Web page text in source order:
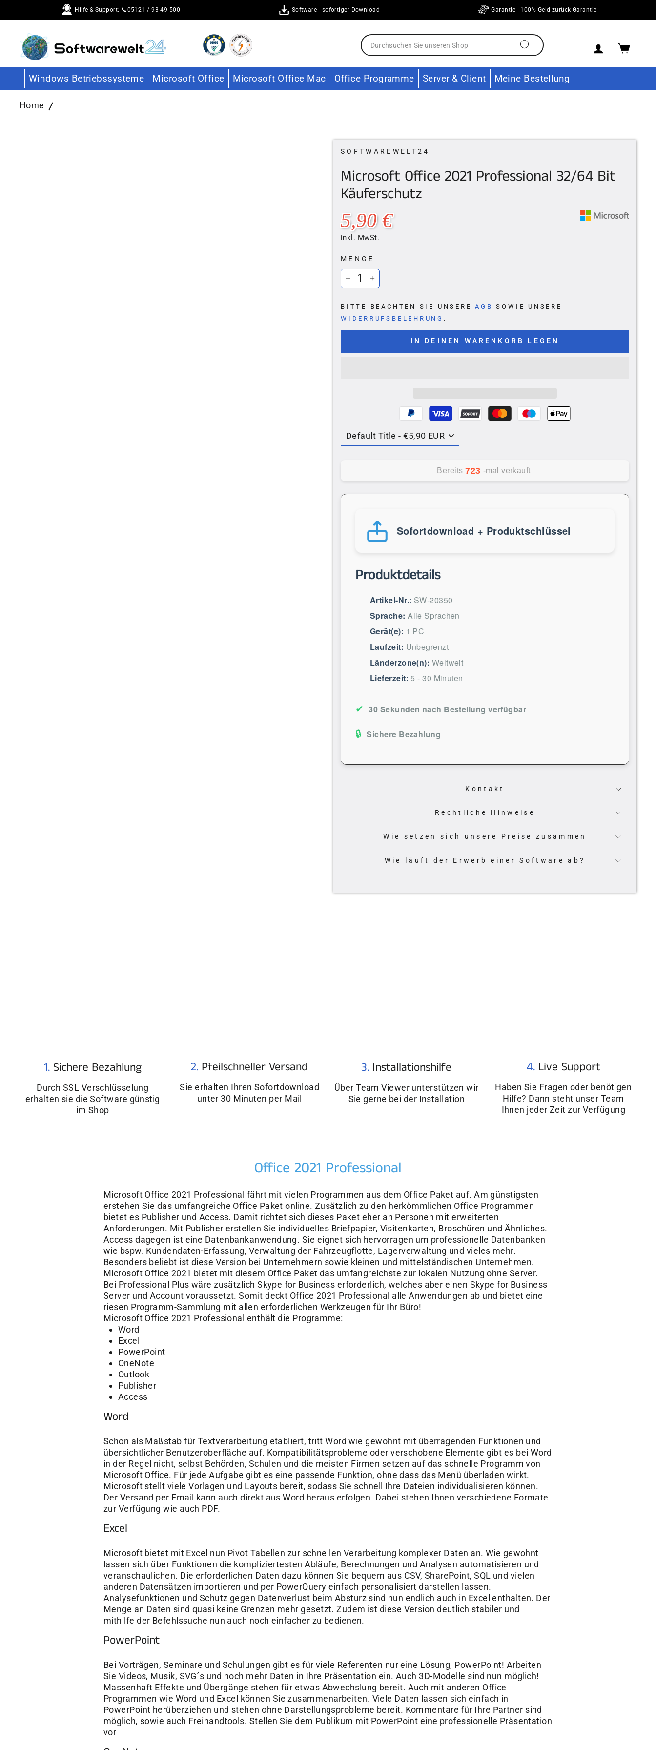
Ã
¢
â
Hilfe & Support: 📞05121 / 93 49 500 Software - sofortiger Download Garantie - 100% Geld-zurück-Garantie
Suchen
Einloggen
Windows Betriebssysteme Microsoft Office Microsoft Office Mac Office Programme Server & Client Meine Bestellung
Home
SOFTWAREWELT24
Microsoft Office 2021 Professional 32/64 Bit
Käuferschutz
5,90 €
inkl. MwSt.
MENGE
BITTE BEACHTEN SIE UNSEREAGB
SOWIE UNSERE
WIDERRUFSBELEHRUNG .
IN DEINEN WARENKORB LEGEN
Bereits 723 -mal verkauft
Sofortdownload + Produktschlüssel
Produktdetails
Artikel-Nr.: SW-20350
Sprache: Alle Sprachen
Gerät(e): 1 PC
Laufzeit: Unbegrenzt
Länderzone(n): Weltweit
Lieferzeit: 5 - 30 Minuten
✔ 30 Sekunden nach Bestellung verfügbar
🔒 Sichere Bezahlung
Kontakt
Rechtliche Hinweise
Wie setzen sich unsere Preise zusammen
Wie läuft der Erwerb einer Software ab?
1. Sichere Bezahlung
Durch SSL Verschlüsselung
erhalten sie die Software günstig
im Shop
2. Pfeilschneller Versand
Sie erhalten Ihren Sofortdownload
unter 30 Minuten per Mail
3. Installationshilfe
Über Team Viewer unterstützen wir
Sie gerne bei der Installation
4. Live Support
Haben Sie Fragen oder benötigen
Hilfe? Dann steht unser Team
Ihnen jeder Zeit zur Verfügung
Office 2021 Professional
Microsoft Office 2021 Professional fährt mit vielen Programmen aus dem Office Paket auf. Am günstigsten
erstehen Sie das umfangreiche Office Paket online. Zusätzlich zu den herkömmlichen Office Programmen
bietet es Publisher und Access. Damit richtet sich dieses Paket eher an Personen mit erweiterten
Anforderungen. Mit Publisher erstellen Sie individuelles Briefpapier, Visitenkarten, Broschüren und Ähnliches.
Access dagegen ist eine Datenbankanwendung. Sie eignet sich hervorragen um professionelle Datenbanken
wie bspw. Kundendaten-Erfassung, Verwaltung der Fahrzeugflotte, Lagerverwaltung und vieles mehr.
Besonders beliebt ist diese Version bei Unternehmern sowie kleinen und mittelständischen Unternehmen.
Microsoft Office 2021 bietet mit diesem Office Paket das umfangreichste zur lokalen Nutzung ohne Server.
Bei Professional Plus wäre zusätzlich Skype for Business erforderlich, welches aber einen Skype for Business
Server und Account voraussetzt. Somit deckt Office 2021 Professional alle Anwendungen ab und bietet eine
riesen Programm-Sammlung mit allen erforderlichen Werkzeugen für Ihr Büro!
Microsoft Office 2021 Professional enthält die Programme:
Word
Excel
PowerPoint
OneNote
Outlook
Publisher
Access
Word
Schon als Maßstab für Textverarbeitung etabliert, tritt Word wie gewohnt mit überragenden Funktionen und
übersichtlicher Benutzeroberfläche auf. Kompatibilitätsprobleme oder verschobene Elemente gibt es bei Word
in der Regel nicht, selbst Behörden, Schulen und die meisten Firmen setzen auf das schnelle Programm von
Microsoft Office. Für jede Aufgabe gibt es eine passende Funktion, ohne dass das Menü überladen wirkt.
Microsoft stellt viele Vorlagen und Layouts bereit, sodass Sie schnell Ihre Dateien individualisieren können.
Der Versand per Email kann auch direkt aus Word heraus erfolgen. Dabei stehen Ihnen verschiedene Formate
zur Verfügung wie auch PDF.
Excel
Microsoft bietet mit Excel nun Pivot Tabellen zur schnellen Verarbeitung komplexer Daten an. Wie gewohnt
lassen sich über Funktionen die kompliziertesten Abläufe, Berechnungen und Analysen automatisieren und
veranschaulichen. Die erforderlichen Daten dazu können Sie bequem aus CSV, SharePoint, SQL und vielen
anderen Datensätzen importieren und per PowerQuery einfach personalisiert darstellen lassen.
Analysefunktionen und Schutz gegen Datenverlust beim Absturz sind nun endlich auch in Excel enthalten. Der
Menge an Daten sind quasi keine Grenzen mehr gesetzt. Zudem ist diese Version deutlich stabiler und
mithilfe der Befehlssuche nun auch noch einfacher zu bedienen.
PowerPoint
Bei Vorträgen, Seminare und Schulungen gibt es für viele Referenten nur eine Lösung, PowerPoint! Arbeiten
Sie Videos, Musik, SVG´s und noch mehr Daten in Ihre Präsentation ein. Auch 3D-Modelle sind nun möglich!
Massenhaft Effekte und Übergänge stehen für etwas Abwechslung bereit. Auch mit anderen Office
Programmen wie Word und Excel können Sie zusammenarbeiten. Viele Daten lassen sich einfach in
PowerPoint herüberziehen und stehen ohne Darstellungsprobleme bereit. Kommentare für Ihre Partner sind
möglich, sowie auch Freihandtools. Stellen Sie dem Publikum mit PowerPoint eine professionelle Präsentation
vor